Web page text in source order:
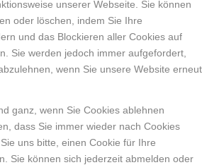
unserer Webseite. Sie können
oder löschen, indem Sie Ihre
und das Blockieren aller Cookies auf
Sie werden jedoch immer aufgefordert,
wenn Sie unsere Website erneut
ganz, wenn Sie Cookies ablehnen
dass Sie immer wieder nach Cookies
uns bitte, einen Cookie für Ihre
Sie können sich jederzeit abmelden oder